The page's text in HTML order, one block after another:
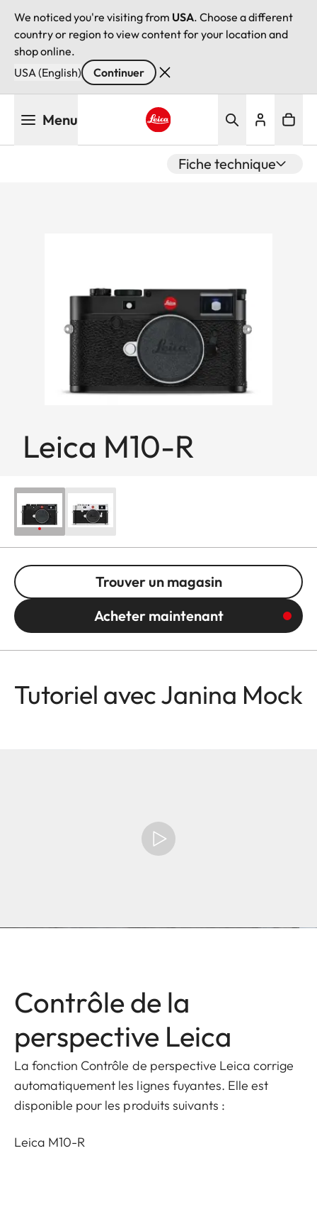
We noticed you're visiting from USA. Choose a different
country or region to view content for your location and
shop online.
USA (English)
Continuer
Menu
Fiche technique
Leica M10-R
Trouver un magasin
Acheter maintenant
Tutoriel avec Janina Mock
Contrôle de la
perspective Leica
La fonction Contrôle de perspective Leica corrige
automatiquement les lignes fuyantes. Elle est
disponible pour les produits suivants :
Leica M10-R